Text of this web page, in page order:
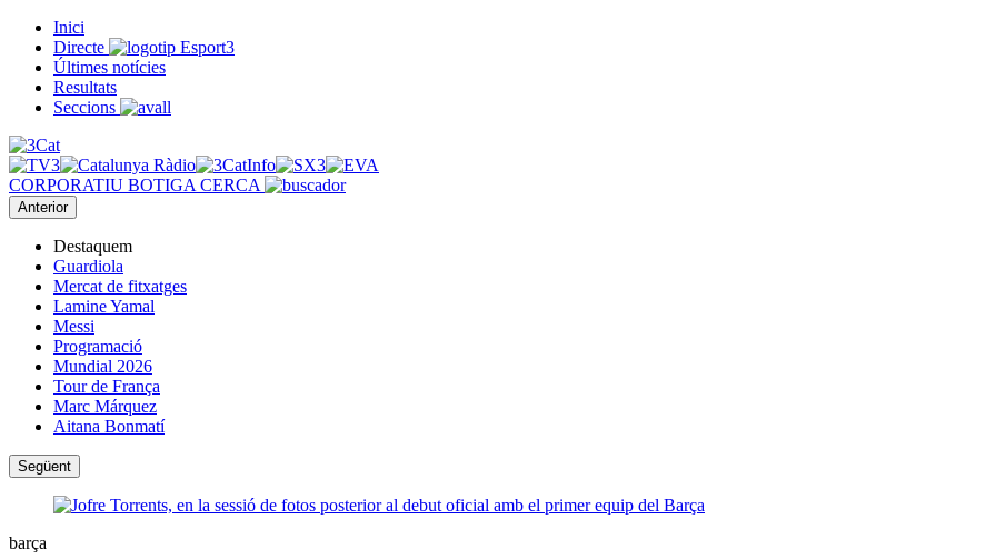
Inici
Directe
Últimes notícies
Resultats
Seccions
CORPORATIU BOTIGA CERCA
Anterior
Destaquem
Guardiola
Mercat de fitxatges
Lamine Yamal
Messi
Programació
Mundial 2026
Tour de França
Marc Márquez
Aitana Bonmatí
Següent
barça